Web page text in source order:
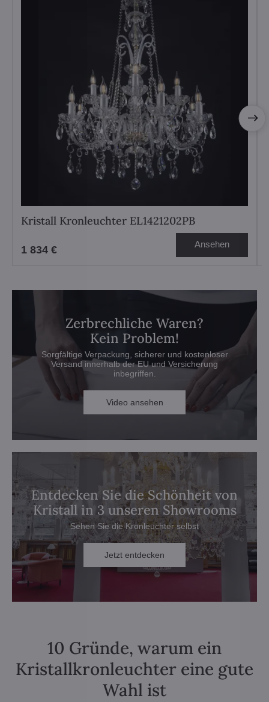
Kristall Kronleuchter EL1421202PB
1 834 € Ansehen
Zerbrechliche Waren?
Kein Problem!
Sorgfältige Verpackung, sicherer und kostenloser
Versand innerhalb der EU und Versicherung
inbegriffen.
Video ansehen
Entdecken Sie die Schönheit von
Kristall in 3 unseren Showrooms
Sehen Sie die Kronleuchter selbst
Jetzt entdecken
10 Gründe, warum ein
Kristallkronleuchter eine gute
Wahl ist